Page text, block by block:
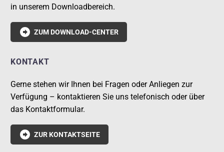
in unserem Downloadbereich.
 ZUM DOWNLOAD-CENTER
KONTAKT
Gerne stehen wir Ihnen bei Fragen oder Anliegen zur
Verfügung – kontaktieren Sie uns telefonisch oder über
das Kontaktformular.
 ZUR KONTAKTSEITE